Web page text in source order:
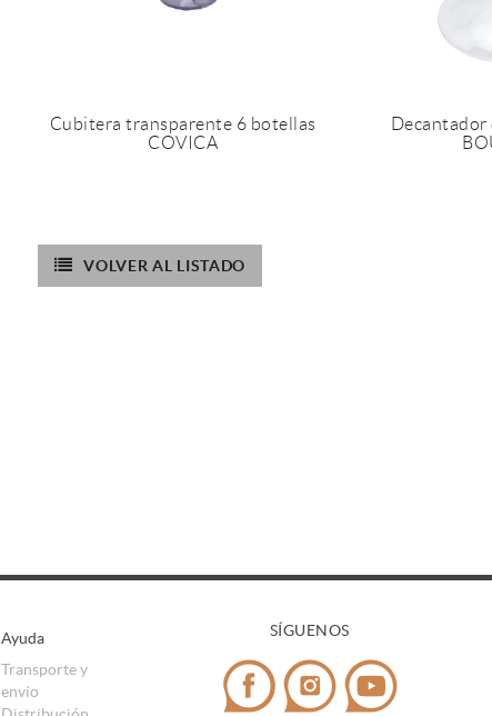
Cubitera transparente 6 botellas
COVICA
Decantador
VOLVER AL LISTADO
Ayuda
Transporte y
envío
SÍGUENOS